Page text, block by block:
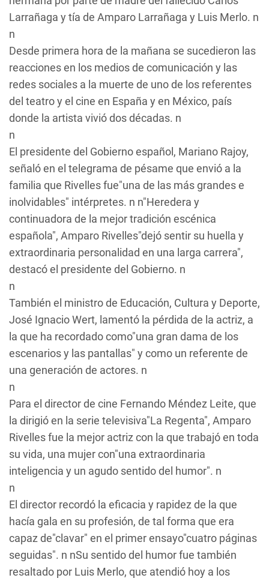
Larrañaga y tía de Amparo Larrañaga y Luis Merlo. n
n
Desde primera hora de la mañana se sucedieron las
reacciones en los medios de comunicación y las
redes sociales a la muerte de uno de los referentes
del teatro y el cine en España y en México, país
donde la artista vivió dos décadas. n
n
El presidente del Gobierno español, Mariano Rajoy,
señaló en el telegrama de pésame que envió a la
familia que Rivelles fue"una de las más grandes e
inolvidables" intérpretes. n n"Heredera y
continuadora de la mejor tradición escénica
española", Amparo Rivelles"dejó sentir su huella y
extraordinaria personalidad en una larga carrera",
destacó el presidente del Gobierno. n
n
También el ministro de Educación, Cultura y Deporte,
José Ignacio Wert, lamentó la pérdida de la actriz, a
la que ha recordado como"una gran dama de los
escenarios y las pantallas" y como un referente de
una generación de actores. n
n
Para el director de cine Fernando Méndez Leite, que
la dirigió en la serie televisiva"La Regenta", Amparo
Rivelles fue la mejor actriz con la que trabajó en toda
su vida, una mujer con"una extraordinaria
inteligencia y un agudo sentido del humor". n
n
El director recordó la eficacia y rapidez de la que
hacía gala en su profesión, de tal forma que era
capaz de"clavar" en el primer ensayo"cuatro páginas
seguidas". n nSu sentido del humor fue también
resaltado por Luis Merlo, que atendió hoy a los